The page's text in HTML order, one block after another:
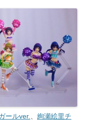
ールver.、 絢瀬絵里チ